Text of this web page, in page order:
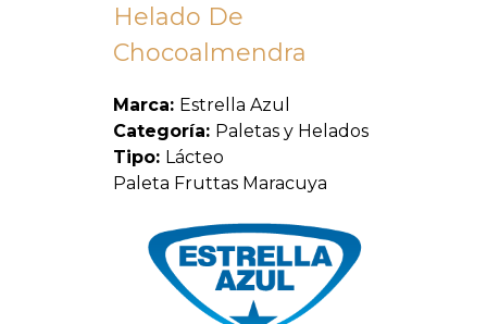
Helado De
Chocoalmendra
Marca: Estrella Azul
Categoría: Paletas y Helados
Tipo: Lácteo
Paleta Fruttas Maracuya